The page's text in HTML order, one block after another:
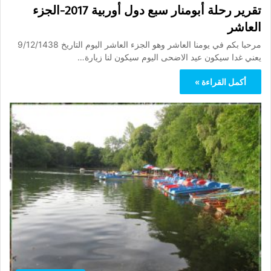
تقرير رحلة أبومنار سبع دول أوربية 2017-الجزء
العاشر
مرحبا بكم في يومنا العاشر وهو الجزء العاشر اليوم التاريخ 9/12/1438
يعني غدا سيكون عيد الاضحى اليوم سيكون لنا زيارة…
أكمل القراءة »